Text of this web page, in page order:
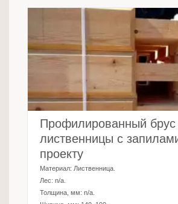
Профилированный брус
лиственницы с
проекту
Материал: Лиственница.
Лес: n/a.
Толщина, мм: n/a.